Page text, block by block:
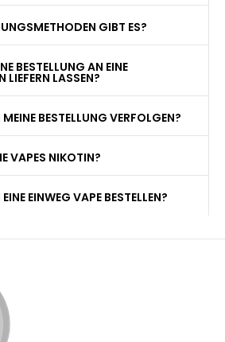
GIBT ES?
BESTELLUNG AN EINE
LASSEN?
BESTELLUNG VERFOLGEN?
VAPES NIKOTIN?
EINWEG VAPE BESTELLEN?